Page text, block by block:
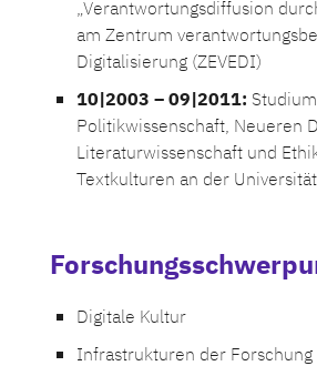
„Verantwortungsdiffusion
am Zentrum
Digitalisierung (ZEVEDI)
10|2003 – 09|2011:
Politikwissenschaft, Neueren
Literaturwissenschaft und
Textkulturen an der
Digitale Kultur
Infrastrukturen der Forschung